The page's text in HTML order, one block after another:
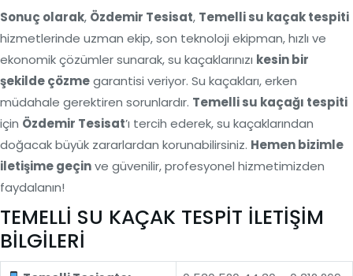
Sonuç olarak, Özdemir Tesisat, Temelli su kaçak tespiti
hizmetlerinde uzman ekip, son teknoloji ekipman, hızlı ve
ekonomik çözümler sunarak, su kaçaklarınızı kesin bir
şekilde çözmegarantisi veriyor. Su kaçakları, erken
müdahale gerektiren sorunlardır. Temelli su kaçağı tespiti
için Özdemir Tesisat’ı tercih ederek, su kaçaklarından
doğacak büyük zararlardan korunabilirsiniz. Hemen bizimle
iletişime geçinve güvenilir, profesyonel hizmetimizden
faydalanın!
TEMELLİ SU KAÇAK TESPİT İLETİŞİM
BİLGİLERİ